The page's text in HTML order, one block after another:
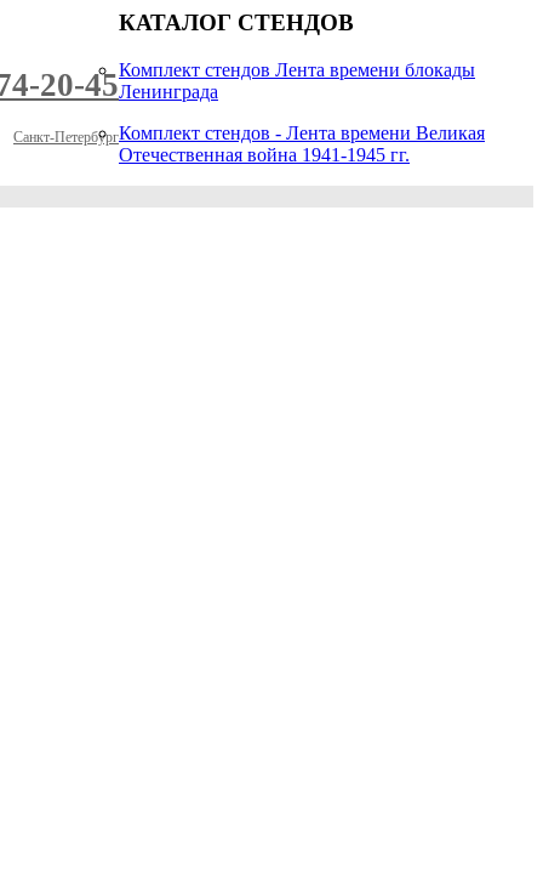
20-45
Санкт-Петербург
КАТАЛОГ СТЕНДОВ
Комплект стендов Лента времени блокады
Ленинграда
Комплект стендов - Лента времени Великая
Отечественная война 1941-1945 гг.